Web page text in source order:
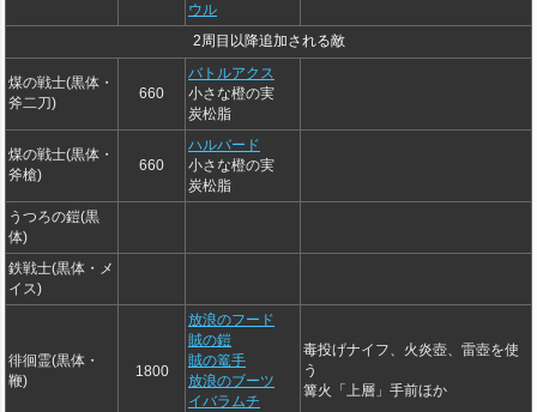
ウル
2周目以降追加される敵
煤の戦士(黒体・
斧二刀)
660
バトルアクス
小さな橙の実
炭松脂
煤の戦士(黒体・
斧槍)
660
ハルバード
小さな橙の実
炭松脂
うつろの鎧(黒
体)
鉄戦士(黒体・メ
イス)
徘徊霊(黒体・
鞭)
1800
放浪のフード
賊の鎧
賊の篭手
放浪のブーツ
イバラムチ
毒投げナイフ、火炎壺、雷壺を使
う
篝火「上層」手前ほか